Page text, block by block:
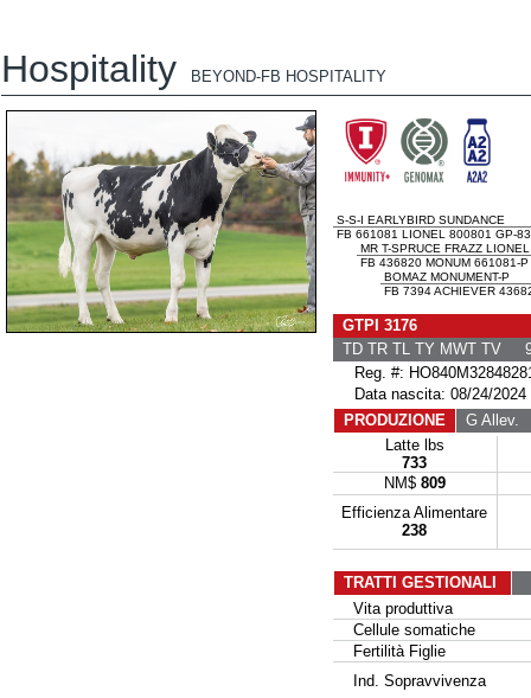
Hospitality BEYOND-FB HOSPITALITY
S-S-I EARLYBIRD SUNDANCE
FB 661081 LIONEL 800801 GP-
MR T-SPRUCE FRAZZ LIONEL
FB 436820 MONUM 661081-P
BOMAZ MONUMENT-P
FB 7394 ACHIEVER
GTPI 3176
TD TR TL TY MWT TV
Reg. #:
Data nascita: 08/24/2024
PRODUZIONE
G Allev.
Latte lbs
733
NM$ 809
Efficienza Alimentare
238
TRATTI GESTIONALI
Vita produttiva
Cellule somatiche
Fertilità Figlie
Ind. Sopravvivenza